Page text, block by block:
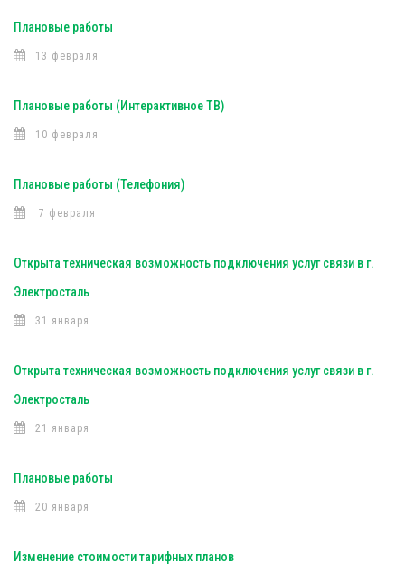
Плановые работы
13 февраля
Плановые работы (Интерактивное ТВ)
10 февраля
Плановые работы (Телефония)
7 февраля
Открыта техническая возможность подключения услуг связи в г.
Электросталь
31 января
Открыта техническая возможность подключения услуг связи в г.
Электросталь
21 января
Плановые работы
20 января
Изменение стоимости тарифных планов